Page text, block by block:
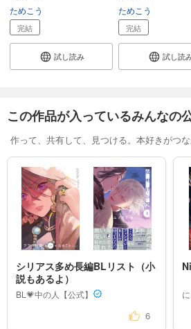
ためこう
完結
試し読み
ためこう
完結
試し読
この作品が入っているみんなの
作って、共有して、見つける。本好きがつ
シリアス多め長編BLリスト（小
説もあるよ）
BL💗中の人【公式】
6